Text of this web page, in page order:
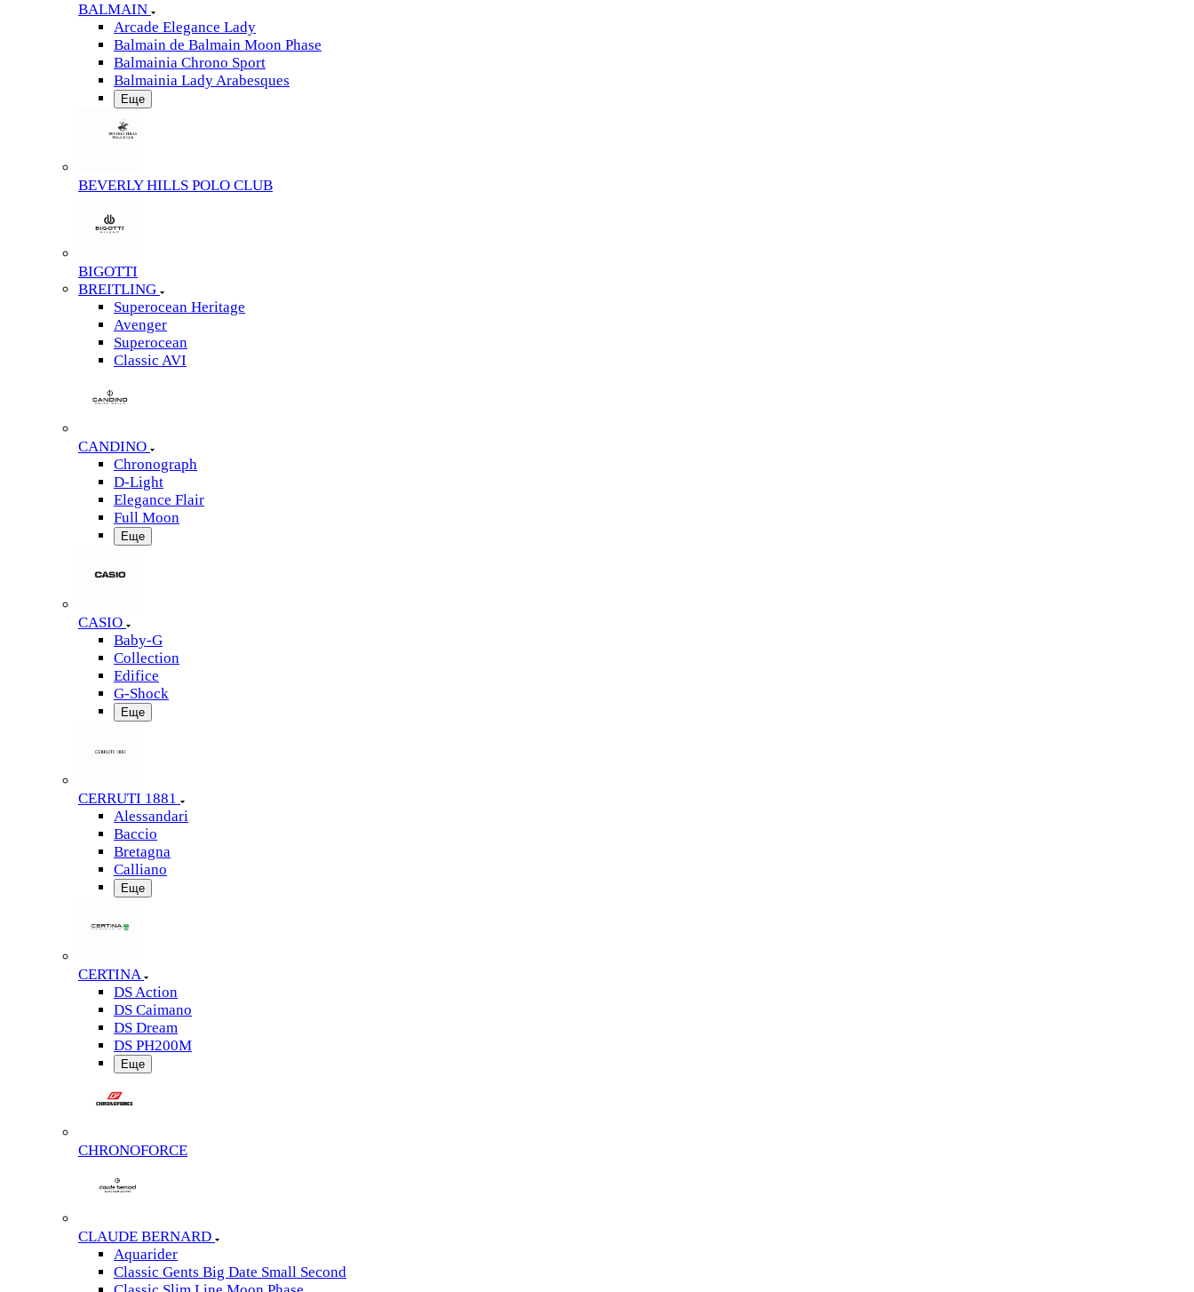
BALMAIN
Arcade Elegance Lady
Balmain de Balmain Moon Phase
Balmainia Chrono Sport
Balmainia Lady Arabesques
Еще
BEVERLY HILLS POLO CLUB
BIGOTTI
BREITLING
Superocean Heritage
Avenger
Superocean
Classic AVI
CANDINO
Chronograph
D-Light
Elegance Flair
Full Moon
Еще
CASIO
Baby-G
Collection
Edifice
G-Shock
Еще
CERRUTI 1881
Alessandari
Baccio
Bretagna
Calliano
Еще
CERTINA
DS Action
DS Caimano
DS Dream
DS PH200M
Еще
CHRONOFORCE
CLAUDE BERNARD
Aquarider
Classic Gents Big Date Small Second